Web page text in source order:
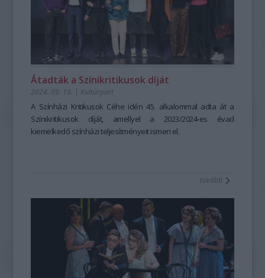
Átadták a Színikritikusok díját
2024. 09. 19. | Kultúrpart
A Színházi Kritikusok Céhe idén 45. alkalommal adta át a
Színikritikusok díját, amellyel a 2023/2024-es évad
kiemelkedő színházi teljesítményeit ismeri el.
tovább